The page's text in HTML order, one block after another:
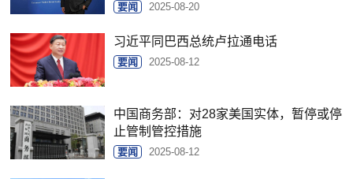
要闻 2025-08-20
习近平同巴西总统卢拉通电话
要闻 2025-08-12
中国商务部：对28家美国实体，暂停或停
止管制管控措施
要闻 2025-08-12